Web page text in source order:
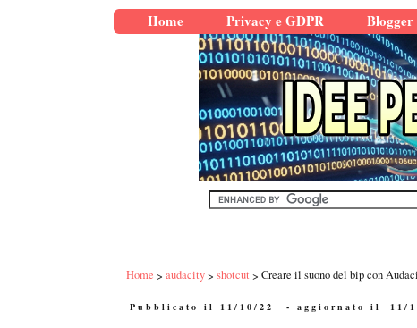
Home Privacy e GDPR Blogger
Home audacity shotcut Creare il suono del bip con
Pubblicato il 11/10/22 - aggiornato il 11/